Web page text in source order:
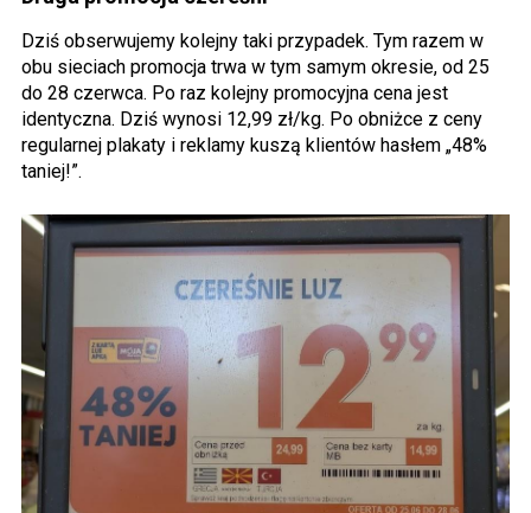
Dziś obserwujemy kolejny taki przypadek. Tym razem w
obu sieciach promocja trwa w tym samym okresie, od 25
do 28 czerwca. Po raz kolejny promocyjna cena jest
identyczna. Dziś wynosi 12,99 zł/kg. Po obniżce z ceny
regularnej plakaty i reklamy kuszą klientów hasłem „48%
taniej!”.